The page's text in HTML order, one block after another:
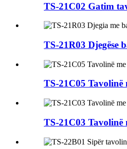
TS-21C02 Gatim
TS-21R03 Djegëse
TS-21C05 Tavolinë
TS-21C03 Tavolinë